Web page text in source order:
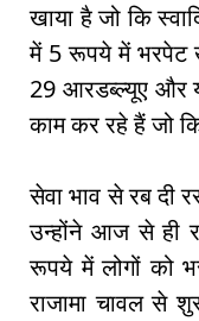
खाया है जो कि
में 5 रूपये में भरपेट
29 आरडब्ल्यूए और
काम कर रहे हैं जो
सेवा भाव से रब दी
उन्होंने आज से ही
रूपये में लोगों को
राजामा चावल